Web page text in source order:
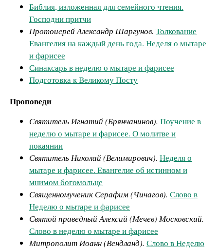
Библия, изложенная для семейного чтения.
Господни притчи
Протоиерей Александр Шаргунов. Толкование
Евангелия на каждый день года. Неделя о мытаре
и фарисее
Синаксарь в неделю о мытаре и фарисее
Подготовка к Великому Посту
Проповеди
Святитель Игнатий (Брянчанинов). Поучение в
неделю о мытаре и фарисее. О молитве и
покаянии
Святитель Николай (Велимирович). Неделя о
мытаре и фарисее. Евангелие об истинном и
мнимом богомольце
Священномученик Серафим (Чичагов). Слово в
Неделю о мытаре и фарисее
Святой праведный Алексий (Мечев) Московский.
Слово в неделю о мытаре и фарисее
Митрополит Иоанн (Вендланд). Слово в Неделю